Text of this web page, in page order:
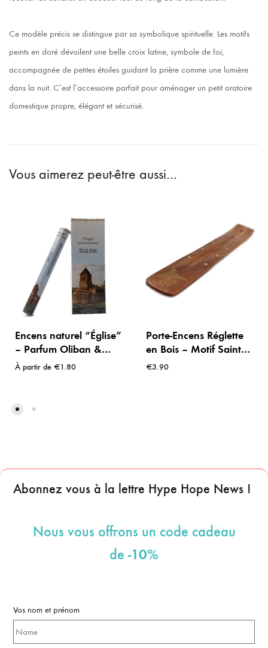
Ce modèle précis se distingue par sa symbolique spirituelle. Les motifs
peints en doré dévoilent une belle croix latine, symbole de foi,
accompagnée de petites étoiles guidant la prière comme une lumière
dans la nuit. C’est l’accessoire parfait pour aménager un petit oratoire
domestique propre, élégant et sécurisé.
Vous aimerez peut-être aussi…
Encens naturel “Église”
– Parfum Oliban &
Myrrhe (6*20
À partir de €1.80
Porte-Encens Réglette
en Bois – Motif Saint
Michel Archange et
€3.90
Abonnez vous à la lettre Hype Hope News !
Nous vous offrons un code cadeau
de -10%
Vos nom et prénom